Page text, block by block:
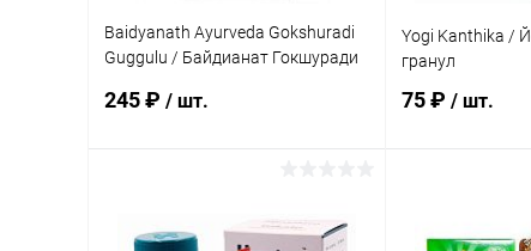
Baidyanath Ayurveda Gokshuradi
Guggulu / Байдианат Гокшуради
245 ₽ / шт.
Yogi Kanthika /
гранул
75 ₽ / шт.